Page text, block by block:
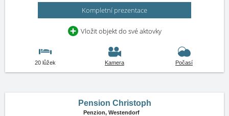
Kompletní prezentace
Vložit objekt do své aktovky
20 lůžek Kamera Počasí
Pension Christoph
Penzion, Westendorf